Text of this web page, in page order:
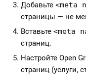
Добавьте <meta
страницы — не
Вставьте <meta
страниц.
Настройте Open
страниц (услуги,